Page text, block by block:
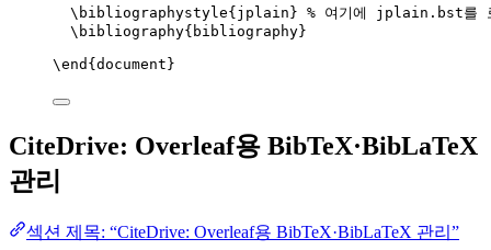
\bibliographystyle{jplain} % 여기에 jplain.bst를
\bibliography{bibliography}
\end { document }
CiteDrive: Overleaf용 BibTeX·BibLaTeX
관리
섹션 제목: “CiteDrive: Overleaf용 BibTeX·BibLaTeX 관리”